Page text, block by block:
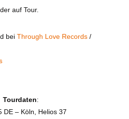
auf Tour.
bei Through Love Records/
Tourdaten:
DE – Köln, Helios 37